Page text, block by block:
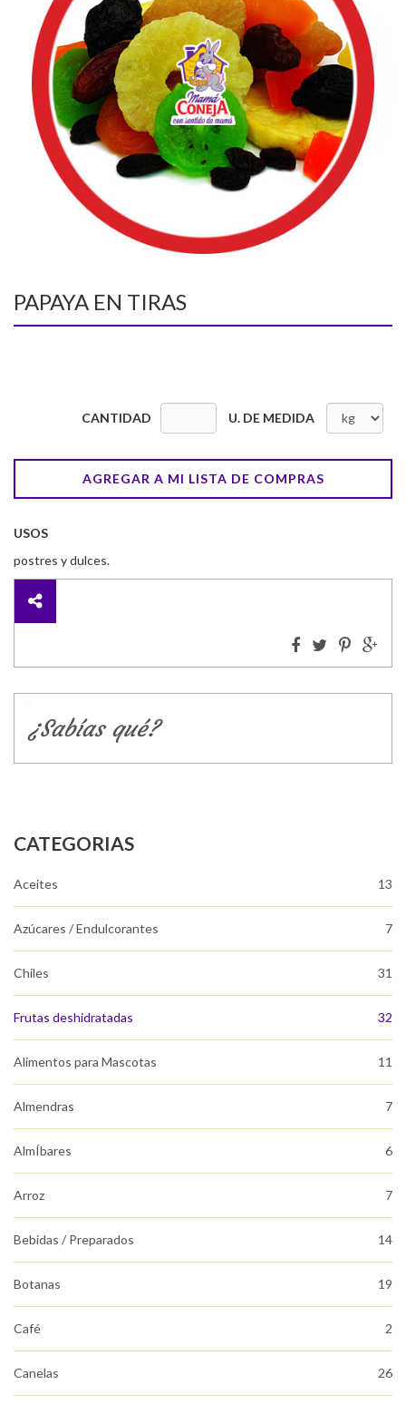
PAPAYA EN TIRAS
CANTIDAD U. DE MEDIDA
AGREGAR A MI LISTA DE COMPRAS
USOS
postres y dulces.
¿Sabías qué?
CATEGORIAS
Aceites 13
Azúcares / Endulcorantes 7
Chiles 31
Frutas deshidratadas 32
Alimentos para Mascotas 11
Almendras 7
AlmÍbares 6
Arroz 7
Bebidas / Preparados 14
Botanas 19
Café 2
Canelas 26